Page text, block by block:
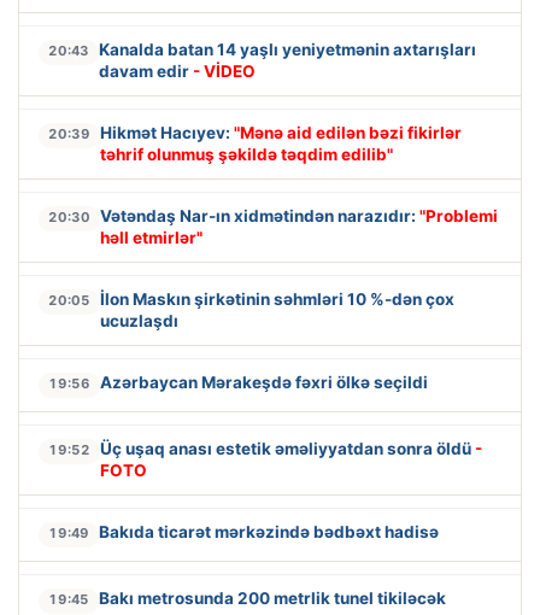
20:43
Kanalda batan 14 yaşlı yeniyetmənin axtarışları
davam edir - VİDEO
20:39 Hikmət Hacıyev: "Mənə aid edilən bəzi fikirlər
təhrif olunmuş şəkildə təqdim edilib"
20:30 Vətəndaş Nar-ın xidmətindən narazıdır: "Problemi
həll etmirlər"
20:05
İlon Maskın şirkətinin səhmləri 10 %-dən çox
ucuzlaşdı
19:56 Azərbaycan Mərakeşdə fəxri ölkə seçildi
19:52 Üç uşaq anası estetik əməliyyatdan sonra öldü -
FOTO
19:49 Bakıda ticarət mərkəzində bədbəxt hadisə
19:45 Bakı metrosunda 200 metrlik tunel tikiləcək